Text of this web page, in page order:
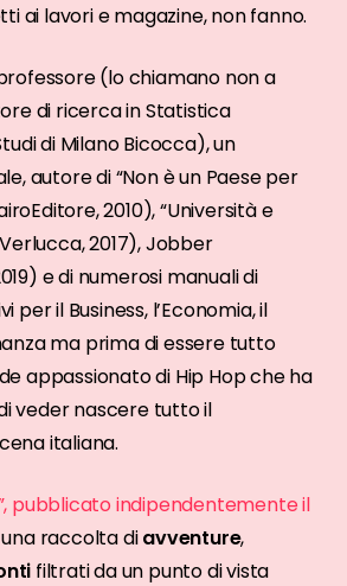
ai lavori e magazine, non fanno.
(lo chiamano non a
di ricerca in Statistica
di Milano Bicocca), un
autore di “Non è un Paese per
2010), “Università e
2017), Jobber
e di numerosi manuali di
per il Business, l’Economia, il
ma prima di essere tutto
appassionato di Hip Hop che ha
veder nascere tutto il
italiana.
pubblicato indipendentemente il
una raccolta diavventure,
filtrati da un punto di vista